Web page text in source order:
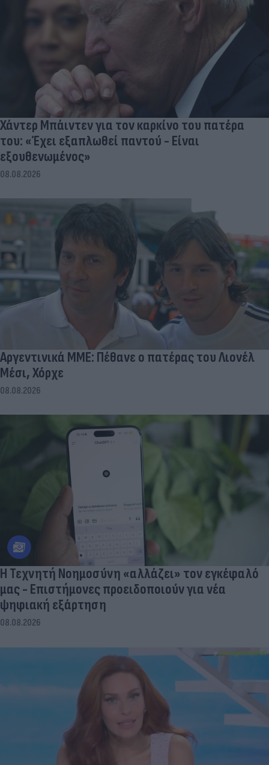
Χάντερ Μπάιντεν για τον καρκίνο του πατέρα
του: «Έχει εξαπλωθεί παντού - Είναι
εξουθενωμένος»
08.08.2026
Αργεντινικά ΜΜΕ: Πέθανε ο πατέρας του Λιονέλ
Μέσι, Χόρχε
08.08.2026
Η Τεχνητή Νοημοσύνη «αλλάζει» τον εγκέφαλό
μας - Eπιστήμονες προειδοποιούν για νέα
ψηφιακή εξάρτηση
08.08.2026